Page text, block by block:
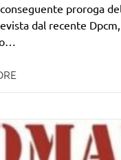
proroga
dal recente